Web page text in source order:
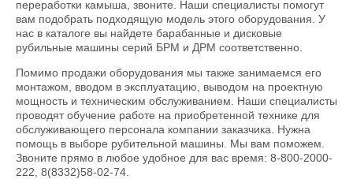
переработки камыша, звоните. Наши специалисты помогут
вам подобрать подходящую модель этого оборудования. У
нас в каталоге вы найдете барабанные и дисковые
рубильные машины серий БРМ и ДРМ соответственно.
Помимо продажи оборудования мы также занимаемся его
монтажом, вводом в эксплуатацию, выводом на проектную
мощность и техническим обслуживанием. Наши специалисты
проводят обучение работе на приобретенной технике для
обслуживающего персонала компании заказчика. Нужна
помощь в выборе рубительной машины. Мы вам поможем.
Звоните прямо в любое удобное для вас время: 8-800-2000-
222, 8(8332)58-02-74.